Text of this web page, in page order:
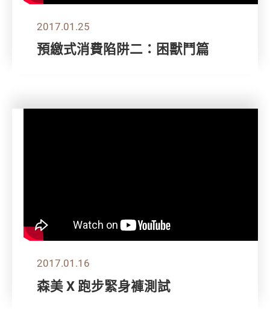
2017.01.25
預繳式消費陷阱二：困獸鬥篇
2017.01.16
森美 X 跑步緊身褲測試